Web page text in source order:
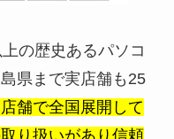
の歴史あるパソコ
県まで実店舗も25
舗で全国展開して